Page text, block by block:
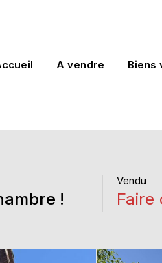
A vendre Biens
!
Vendu